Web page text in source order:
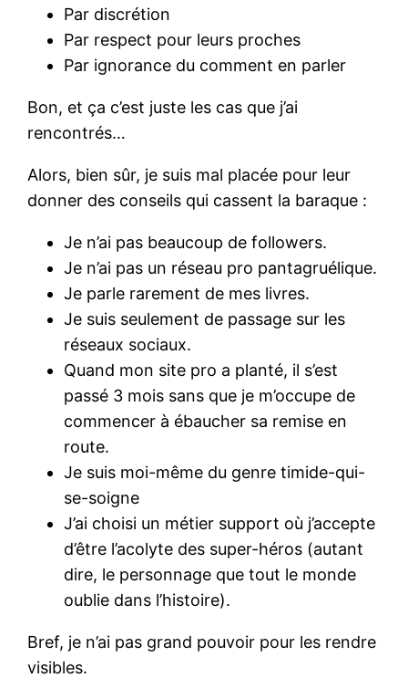
Par discrétion
Par respect pour leurs proches
Par ignorance du comment en parler
Bon, et ça c’est juste les cas que j’ai
rencontrés…
Alors, bien sûr, je suis mal placée pour leur
donner des conseils qui cassent la baraque :
Je n’ai pas beaucoup de followers.
Je n’ai pas un réseau pro pantagruélique.
Je parle rarement de mes livres.
Je suis seulement de passage sur les
réseaux sociaux.
Quand mon site pro a planté, il s’est
passé 3 mois sans que je m’occupe de
commencer à ébaucher sa remise en
route.
Je suis moi-même du genre timide-qui-
se-soigne
J’ai choisi un métier support où j’accepte
d’être l’acolyte des super-héros (autant
dire, le personnage que tout le monde
oublie dans l’histoire).
Bref, je n’ai pas grand pouvoir pour les rendre
visibles.